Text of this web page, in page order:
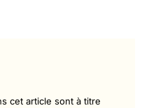
cet article sont à titre